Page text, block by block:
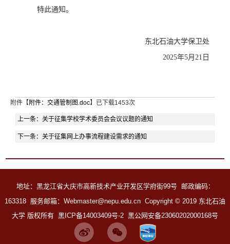
特此通知。
东北石油大学保卫处
2025年5月21日
附件【 附件：交通管制图.doc】已下载1453次
上一条： 关于征集学校学术委员会会议议题的通知
下一条： 关于征集网上办事流程建设需求的通知
地址：黑龙江省大庆市高新技术产业开发区学府街99号 邮政编码：
163318 服务邮箱：Webmaster@nepu.edu.cn Copyright © 2019 东北石油
大学 版权所有 黑ICP备14003409号-2 黑公网安备23060202000168号